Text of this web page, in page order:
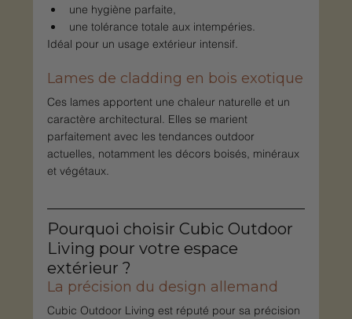
une hygiène parfaite,
une tolérance totale aux intempéries.
Idéal pour un usage extérieur intensif.
Lames de cladding en bois exotique
Ces lames apportent une chaleur naturelle et un
caractère architectural. Elles se marient
parfaitement avec les tendances outdoor
actuelles, notamment les décors boisés, minéraux
et végétaux.
Pourquoi choisir Cubic Outdoor
Living pour votre espace
extérieur ?
La précision du design allemand
Cubic Outdoor Living est réputé pour sa précision